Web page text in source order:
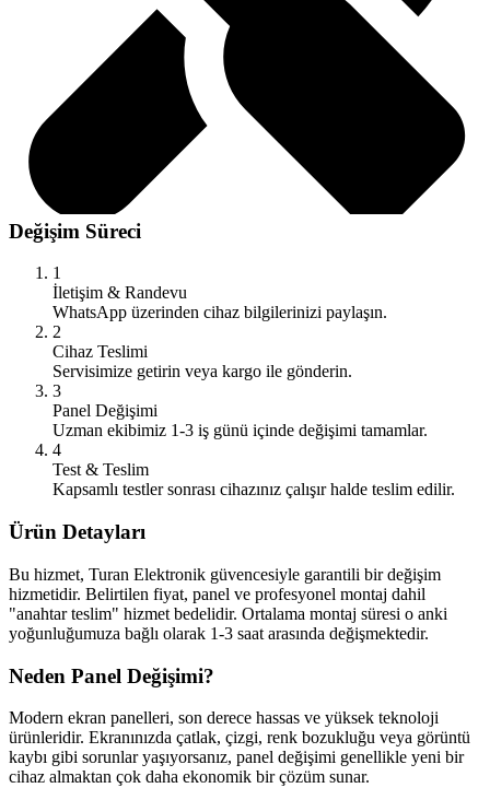
Değişim Süreci
1
İletişim & Randevu
WhatsApp üzerinden cihaz bilgilerinizi paylaşın.
2
Cihaz Teslimi
Servisimize getirin veya kargo ile gönderin.
3
Panel Değişimi
Uzman ekibimiz 1-3 iş günü içinde değişimi tamamlar.
4
Test & Teslim
Kapsamlı testler sonrası cihazınız çalışır halde teslim edilir.
Ürün Detayları
Bu hizmet, Turan Elektronik güvencesiyle garantili bir değişim
hizmetidir. Belirtilen fiyat, panel ve profesyonel montaj dahil
"anahtar teslim" hizmet bedelidir. Ortalama montaj süresi o anki
yoğunluğumuza bağlı olarak 1-3 saat arasında değişmektedir.
Neden Panel Değişimi?
Modern ekran panelleri, son derece hassas ve yüksek teknoloji
ürünleridir. Ekranınızda çatlak, çizgi, renk bozukluğu veya görüntü
kaybı gibi sorunlar yaşıyorsanız, panel değişimi genellikle yeni bir
cihaz almaktan çok daha ekonomik bir çözüm sunar.